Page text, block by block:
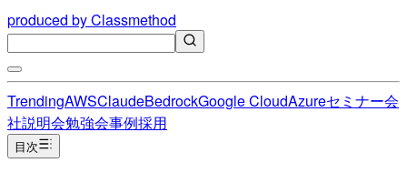
produced by Classmethod
TrendingAWSClaudeBedrockGoogle CloudAzureセミナー会
社説明会勉強会事例採用
目次